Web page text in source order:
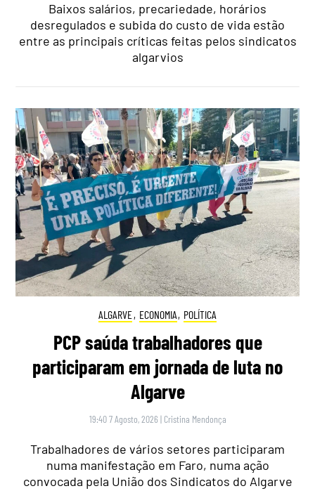
Baixos salários, precariedade, horários
desregulados e subida do custo de vida estão
entre as principais críticas feitas pelos sindicatos
algarvios
ALGARVE, ECONOMIA, POLÍTICA
PCP saúda trabalhadores que
participaram em jornada de luta no
Algarve
19:40 7 Agosto, 2026 | Cristina Mendonça
Trabalhadores de vários setores participaram
numa manifestação em Faro, numa ação
convocada pela União dos Sindicatos do Algarve